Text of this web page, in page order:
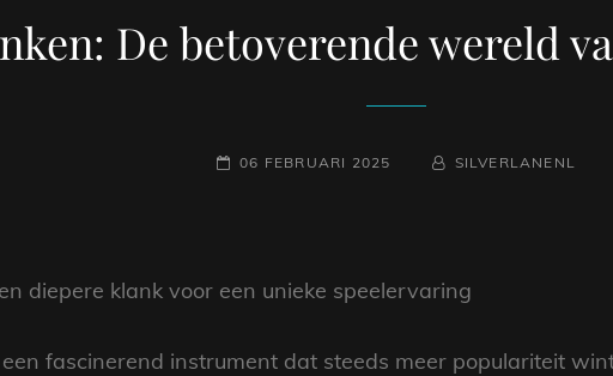
De betoverende wereld
GEPLAATST
06 FEBRUARI 2025 NAAMREGEL
BYLINE
SILVERLANENL
diepere klank voor een unieke speelervaring
fascinerend instrument dat steeds meer populariteit